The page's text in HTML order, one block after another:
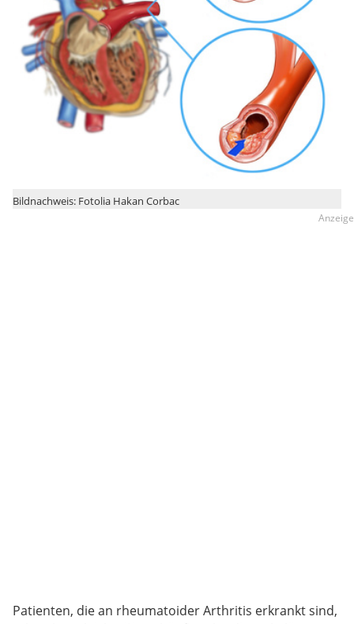
Bildnachweis: Fotolia Hakan Corbac
Patienten, die an rheumatoider Arthritis erkrankt sind,